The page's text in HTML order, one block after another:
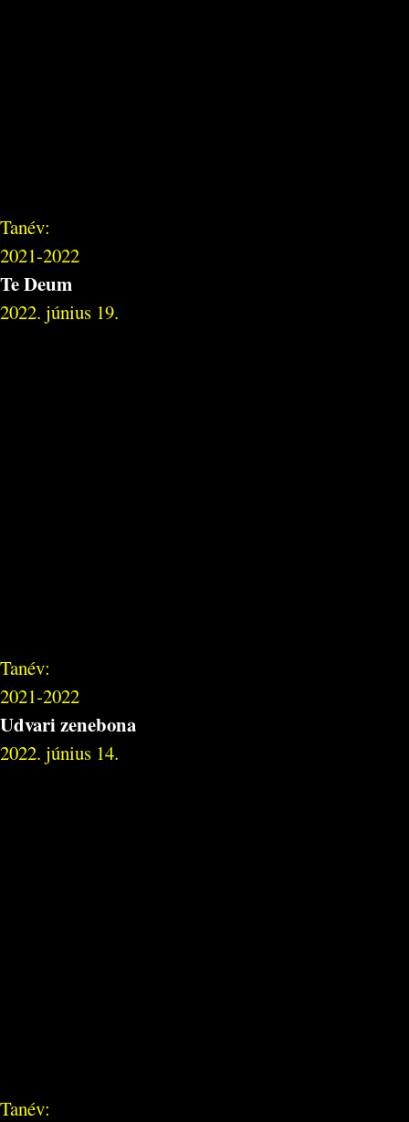
Tanév:
2021-2022
Te Deum
2022. június 19.
Tanév:
2021-2022
Udvari zenebona
2022. június 14.
Tanév: